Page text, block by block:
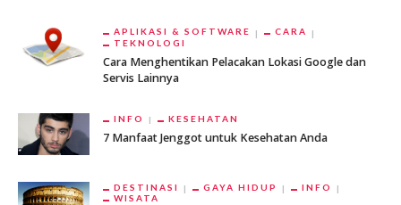
APLIKASI & SOFTWARE
CARA
TEKNOLOGI
Cara Menghentikan Pelacakan Lokasi Google dan
Servis Lainnya
INFO KESEHATAN
7 Manfaat Jenggot untuk Kesehatan Anda
DESTINASI GAYA HIDUP
INFO
WISATA